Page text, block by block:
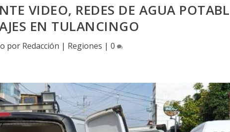
VIDEO, REDES DE AGUA
EN TULANCINGO
por Redacción | Regiones | 0